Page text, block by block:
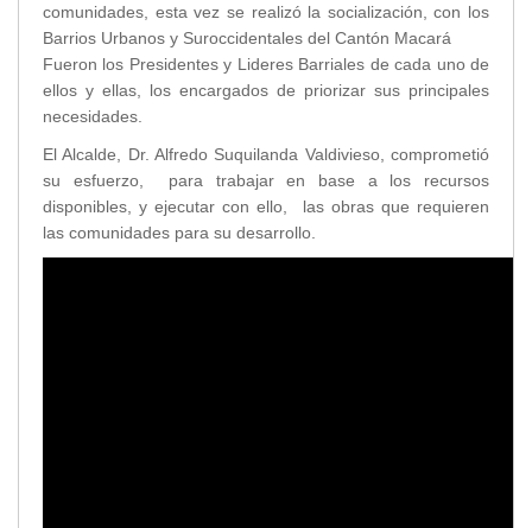
comunidades, esta vez se realizó la socialización, con los
Barrios Urbanos y Suroccidentales del Cantón Macará
Fueron los Presidentes y Lideres Barriales de cada uno de
ellos y ellas, los encargados de priorizar sus principales
necesidades.
El Alcalde, Dr. Alfredo Suquilanda Valdivieso, comprometió
su esfuerzo, para trabajar en base a los recursos
disponibles, y ejecutar con ello, las obras que requieren
las comunidades para su desarrollo.
Transparencia
LOTAIP
GAD Macará
2025
2020
2024
2023